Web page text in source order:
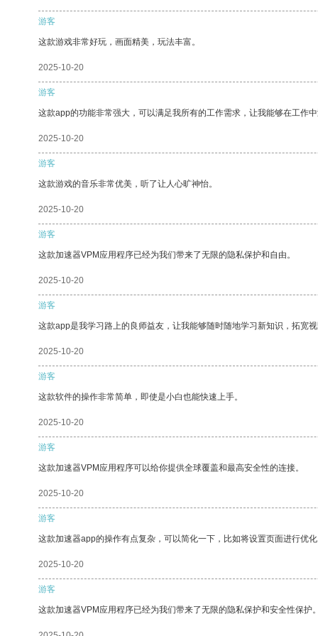
游客
这款游戏非常好玩，画面精美，玩法丰富。
2025-10-20
游客
这款app的功能非常强大，可以满足我所有的工作需求，让我能够在工作中
2025-10-20
游客
这款游戏的音乐非常优美，听了让人心旷神怡。
2025-10-20
游客
这款加速器VPM应用程序已经为我们带来了无限的隐私保护和自由。
2025-10-20
游客
这款app是我学习路上的良师益友，让我能够随时随地学习新知识，拓宽视
2025-10-20
游客
这款软件的操作非常简单，即使是小白也能快速上手。
2025-10-20
游客
这款加速器VPM应用程序可以给你提供全球覆盖和最高安全性的连接。
2025-10-20
游客
这款加速器app的操作有点复杂，可以简化一下，比如将设置页面进行优化
2025-10-20
游客
这款加速器VPM应用程序已经为我们带来了无限的隐私保护和安全性保护。